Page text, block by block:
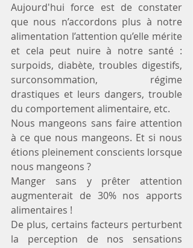
Aujourd'hui force est de constater
que nous n’accordons plus à notre
alimentation l’attention qu’elle mérite
et cela peut nuire à notre santé :
surpoids, diabète, troubles digestifs,
surconsommation, régime
drastiques et leurs dangers, trouble
du comportement alimentaire, etc.
Nous mangeons sans faire attention
à ce que nous mangeons. Et si nous
étions pleinement conscients lorsque
nous mangeons ?
Manger sans y prêter attention
augmenterait de 30% nos apports
alimentaires !
De plus, certains facteurs perturbent
la perception de nos sensations